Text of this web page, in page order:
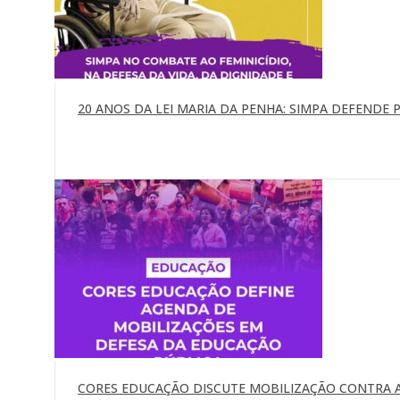
20 ANOS DA LEI MARIA DA PENHA: SIMPA DEFENDE
CORES EDUCAÇÃO DISCUTE MOBILIZAÇÃO CONTRA